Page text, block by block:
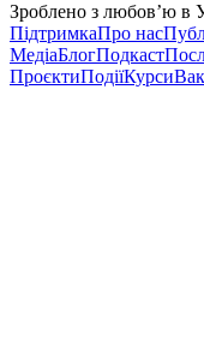
Зроблено з любовʼю в
ПідтримкаПро нас
МедіаБлогПодкаст
ПроєктиПодіїКурси